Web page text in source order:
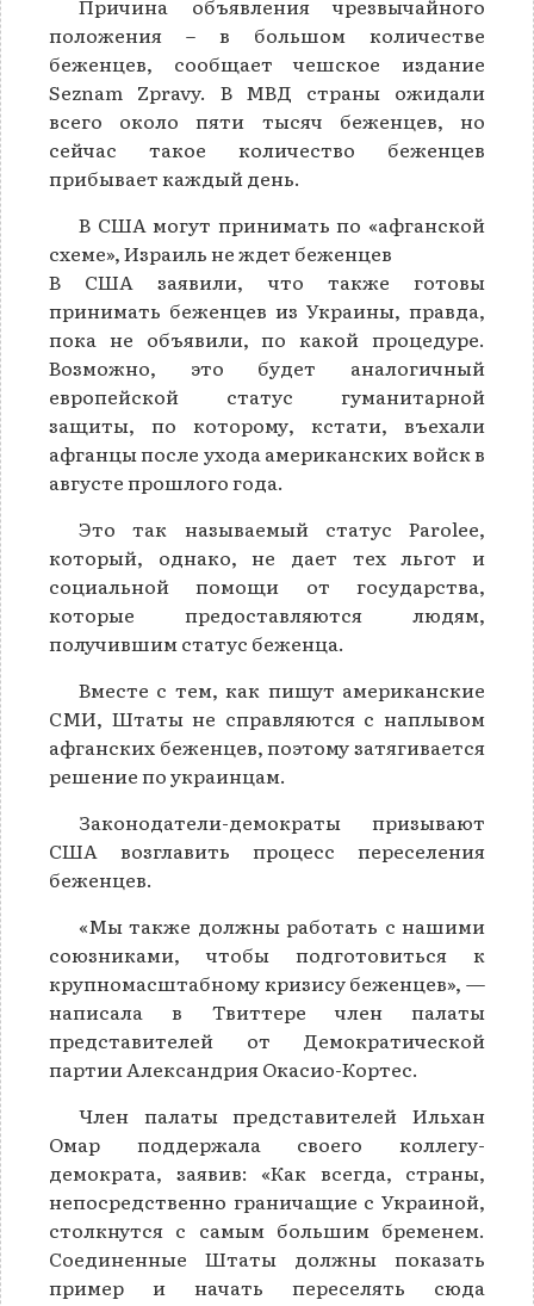
Причина объявления чрезвычайного
положения – в большом количестве
беженцев, сообщает чешское издание
Seznam Zpravy. В МВД страны ожидали
всего около пяти тысяч беженцев, но
сейчас такое количество беженцев
прибывает каждый день.
В США могут принимать по «афганской
схеме», Израиль не ждет беженцев
В США заявили, что также готовы
принимать беженцев из Украины, правда,
пока не объявили, по какой процедуре.
Возможно, это будет аналогичный
европейской статус гуманитарной
защиты, по которому, кстати, въехали
афганцы после ухода американских войск в
августе прошлого года.
Это так называемый статус Parolee,
который, однако, не дает тех льгот и
социальной помощи от государства,
которые предоставляются людям,
получившим статус беженца.
Вместе с тем, как пишут американские
СМИ, Штаты не справляются с наплывом
афганских беженцев, поэтому затягивается
решение по украинцам.
Законодатели-демократы призывают
США возглавить процесс переселения
беженцев.
«Мы также должны работать с нашими
союзниками, чтобы подготовиться к
крупномасштабному кризису беженцев», —
написала в Твиттере член палаты
представителей от Демократической
партии Александрия Окасио-Кортес.
Член палаты представителей Ильхан
Омар поддержала своего коллегу-
демократа, заявив: «Как всегда, страны,
непосредственно граничащие с Украиной,
столкнутся с самым большим бременем.
Соединенные Штаты должны показать
пример и начать переселять сюда